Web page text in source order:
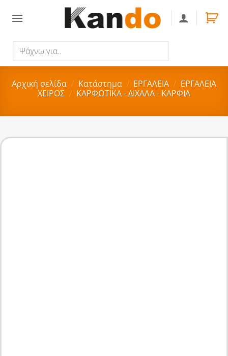
για..
Αρχική σελίδα / Κατάστημα / ΕΡΓΑΛΕΙΑ / ΕΡΓΑΛΕΙΑ
ΧΕΙΡΟΣ / ΚΑΡΦΩΤΙΚΑ - ΔΙΧΑΛΑ - ΚΑΡΦΙΑ